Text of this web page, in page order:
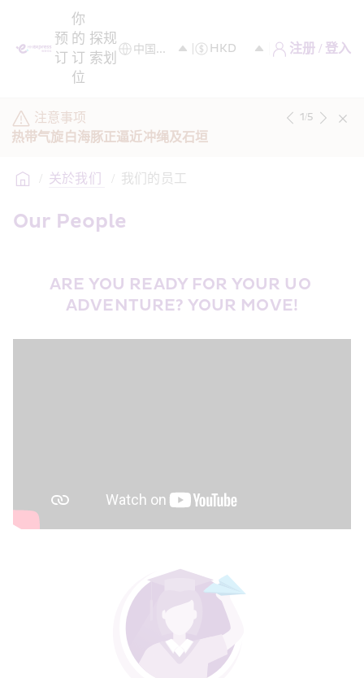
预
订
你
的
订
位
探
索
规
划
注册 / 登入
注意事项
热带气旋白海豚正逼近冲绳及石垣
1/5
/ 关於我们 / 我们的员工
Our People
ARE YOU READY FOR YOUR UO
ADVENTURE? YOUR MOVE!